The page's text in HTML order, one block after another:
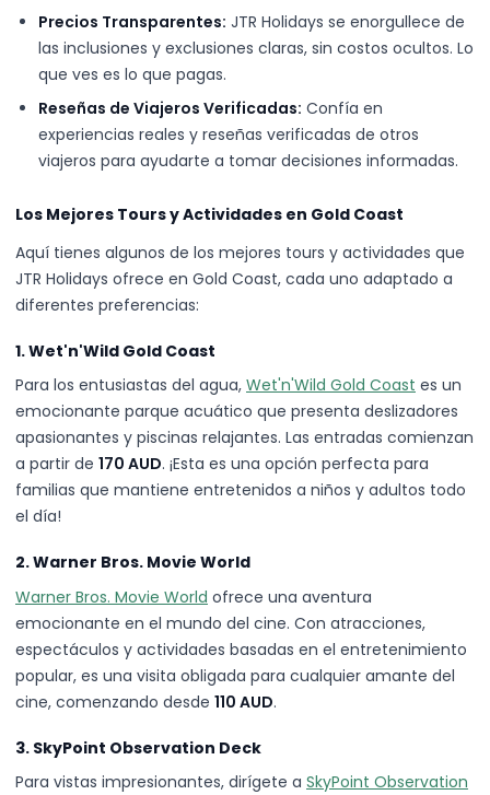
Precios Transparentes: JTR Holidays se enorgullece de
las inclusiones y exclusiones claras, sin costos ocultos. Lo
que ves es lo que pagas.
Reseñas de Viajeros Verificadas: Confía en
experiencias reales y reseñas verificadas de otros
viajeros para ayudarte a tomar decisiones informadas.
Los Mejores Tours y Actividades en Gold Coast
Aquí tienes algunos de los mejores tours y actividades que
JTR Holidays ofrece en Gold Coast, cada uno adaptado a
diferentes preferencias:
1. Wet'n'Wild Gold Coast
Para los entusiastas del agua, Wet'n'Wild Gold Coast es un
emocionante parque acuático que presenta deslizadores
apasionantes y piscinas relajantes. Las entradas comienzan
a partir de 170 AUD. ¡Esta es una opción perfecta para
familias que mantiene entretenidos a niños y adultos todo
el día!
2. Warner Bros. Movie World
Warner Bros. Movie World ofrece una aventura
emocionante en el mundo del cine. Con atracciones,
espectáculos y actividades basadas en el entretenimiento
popular, es una visita obligada para cualquier amante del
cine, comenzando desde 110 AUD.
3. SkyPoint Observation Deck
Para vistas impresionantes, dirígete a SkyPoint Observation